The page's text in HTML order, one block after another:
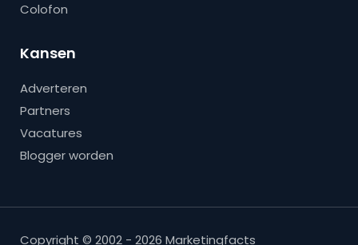
Colofon
Kansen
Adverteren
Partners
Vacatures
Blogger worden
Copyright © 2002 - 2026 Marketingfacts